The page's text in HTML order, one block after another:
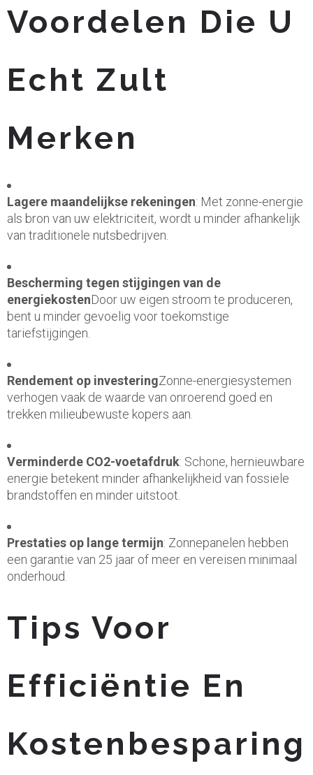
Voordelen Die U
Echt Zult
Merken
Lagere maandelijkse rekeningen: Met zonne-energie
als bron van uw elektriciteit, wordt u minder afhankelijk
van traditionele nutsbedrijven.
Bescherming tegen stijgingen van de
energiekostenDoor uw eigen stroom te produceren,
bent u minder gevoelig voor toekomstige
tariefstijgingen.
Rendement op investeringZonne-energiesystemen
verhogen vaak de waarde van onroerend goed en
trekken milieubewuste kopers aan.
Verminderde CO2-voetafdruk: Schone, hernieuwbare
energie betekent minder afhankelijkheid van fossiele
brandstoffen en minder uitstoot.
Prestaties op lange termijn: Zonnepanelen hebben
een garantie van 25 jaar of meer en vereisen minimaal
onderhoud.
Tips Voor
Efficiëntie En
Kostenbesparing